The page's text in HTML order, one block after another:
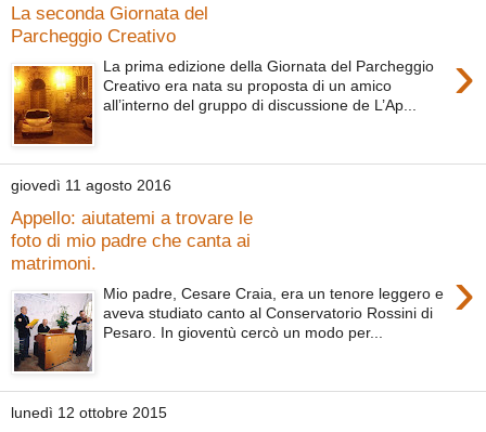
La seconda Giornata del
Parcheggio Creativo
›
La prima edizione della Giornata del Parcheggio
Creativo era nata su proposta di un amico
all’interno del gruppo di discussione de L’Ap...
giovedì 11 agosto 2016
Appello: aiutatemi a trovare le
foto di mio padre che canta ai
matrimoni.
›
Mio padre, Cesare Craia, era un tenore leggero e
aveva studiato canto al Conservatorio Rossini di
Pesaro. In gioventù cercò un modo per...
lunedì 12 ottobre 2015